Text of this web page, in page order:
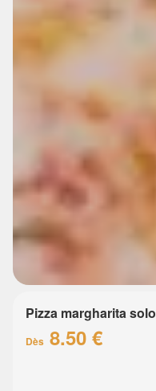
Pizza margharita solo
Dès 8.50 €